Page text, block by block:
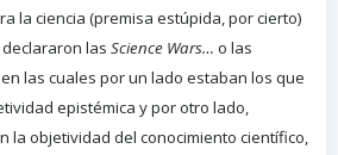
la ciencia (premisa estúpida, por cierto)
las Science Wars… o las
las cuales por un lado estaban los que
epistémica y por otro lado,
la objetividad del conocimiento científico,